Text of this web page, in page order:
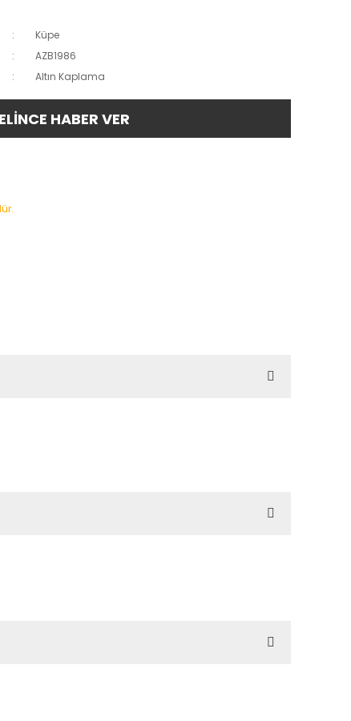
Küpe
AZB1986
Altın Kaplama
HABER VER